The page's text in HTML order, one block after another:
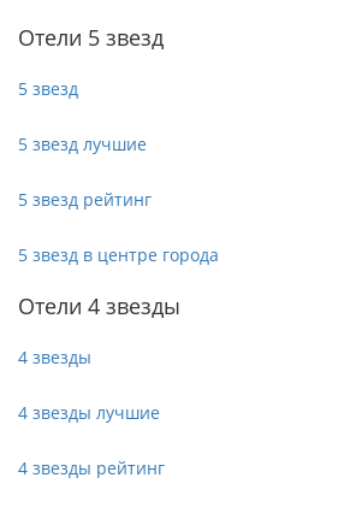
Отели 5 звезд
5 звезд
5 звезд лучшие
5 звезд рейтинг
5 звезд в центре города
Отели 4 звезды
4 звезды
4 звезды лучшие
4 звезды рейтинг